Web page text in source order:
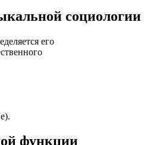
социологии
его
функции